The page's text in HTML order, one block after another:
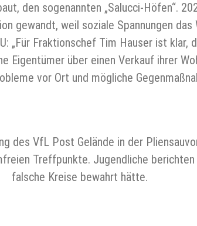
den sogenannten „Salucci-Höfen“.
gewandt, weil soziale Spannungen
„Für Fraktionschef Tim Hauser ist
über einen Verkauf ihrer
vor Ort und mögliche
des VfL Post Gelände in der
Treffpunkte. Jugendliche
falsche Kreise bewahrt hätte.